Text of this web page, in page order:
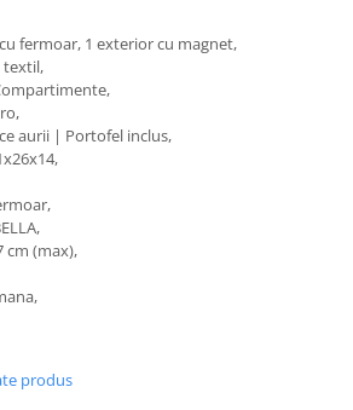
fermoar, 1 exterior cu magnet,
textil,
aurii | Portofel inclus,
cm (max),
produs